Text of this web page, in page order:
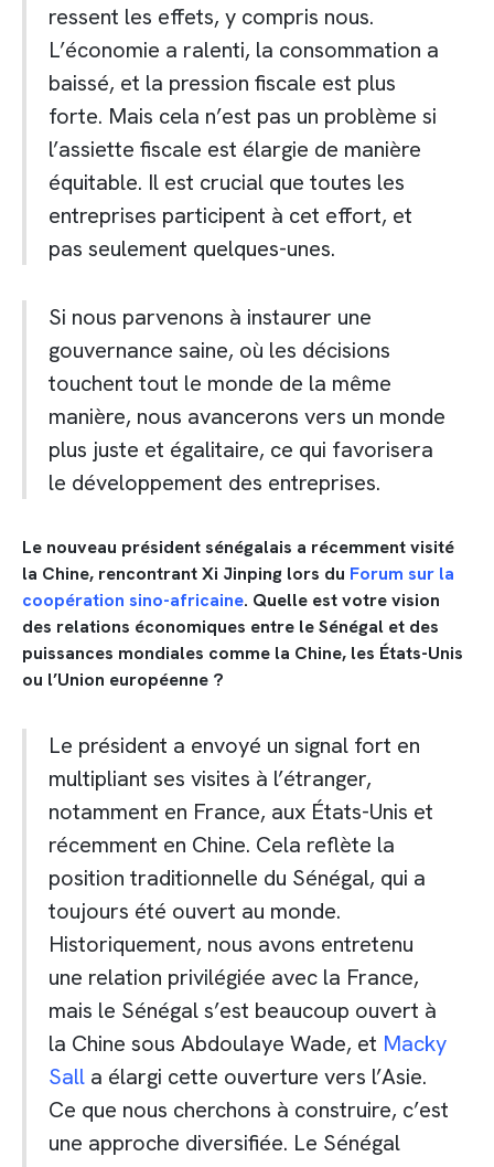
ressent les effets, y compris nous.
L’économie a ralenti, la consommation a
baissé, et la pression fiscale est plus
forte. Mais cela n’est pas un problème si
l’assiette fiscale est élargie de manière
équitable. Il est crucial que toutes les
entreprises participent à cet effort, et
pas seulement quelques-unes.
Si nous parvenons à instaurer une
gouvernance saine, où les décisions
touchent tout le monde de la même
manière, nous avancerons vers un monde
plus juste et égalitaire, ce qui favorisera
le développement des entreprises.
Le nouveau président sénégalais a récemment visité
la Chine, rencontrant Xi Jinping lors du Forum sur la
coopération sino-africaine. Quelle est votre vision
des relations économiques entre le Sénégal et des
puissances mondiales comme la Chine, les États-Unis
ou l’Union européenne ?
Le président a envoyé un signal fort en
multipliant ses visites à l’étranger,
notamment en France, aux États-Unis et
récemment en Chine. Cela reflète la
position traditionnelle du Sénégal, qui a
toujours été ouvert au monde.
Historiquement, nous avons entretenu
une relation privilégiée avec la France,
mais le Sénégal s’est beaucoup ouvert à
la Chine sous Abdoulaye Wade, et Macky
Sall a élargi cette ouverture vers l’Asie.
Ce que nous cherchons à construire, c’est
une approche diversifiée. Le Sénégal